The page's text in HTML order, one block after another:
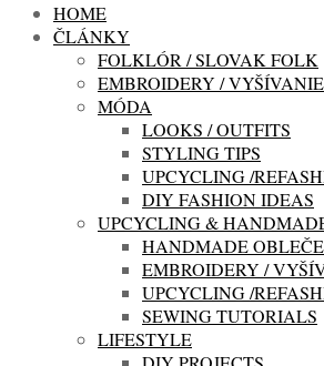
HOME
ČLÁNKY
FOLKLÓR / SLOVAK FOLK
EMBROIDERY / VYŠÍVANIE
MÓDA
LOOKS / OUTFITS
STYLING TIPS
UPCYCLING /
DIY FASHION IDEAS
UPCYCLING &
HANDMADE
EMBROIDERY /
UPCYCLING /
SEWING TUTORIALS
LIFESTYLE